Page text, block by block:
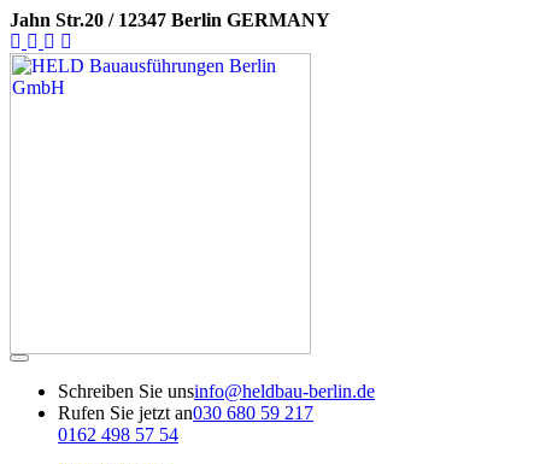
Jahn Str.20 / 12347 Berlin GERMANY
Schreiben Sie unsinfo@heldbau-berlin.de
Rufen Sie jetzt an030 680 59 217
0162 498 57 54